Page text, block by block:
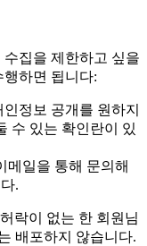
집을 제한하고 싶을
하면 됩니다:
정보 공개를 원하지
수 있는 확인란이 있
메일을 통해 문의해
.
락이 없는 한 회원님
배포하지 않습니다.